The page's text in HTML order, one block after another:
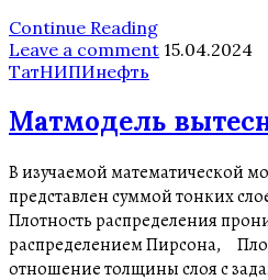
Continue Reading
Leave a comment 15.04.2024
ТатНИПИнефть
Матмодель
В изучаемой математической
представлен суммой тонких
Плотность распределения
распределением Пирсона,
отношение толщины слоя с